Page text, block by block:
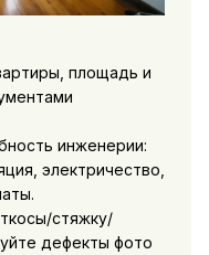
площадь и
инженерии:
электричество,
стяжку/
дефекты фото